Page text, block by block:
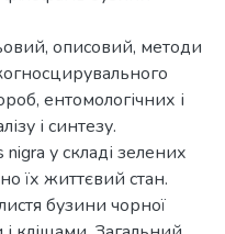
описовий, методи
ентомологічних і
і синтезу.
у складі зелених
їх життєвий стан.
бузини чорної